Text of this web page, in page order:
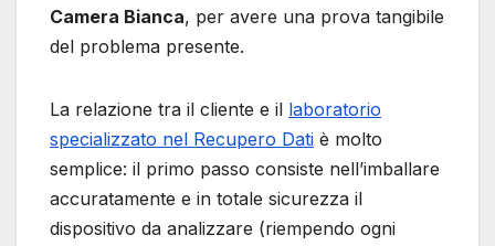
Camera Bianca, per avere una prova tangibile
del problema presente.
La relazione tra il cliente e il laboratorio
specializzato nel Recupero Dati è molto
semplice: il primo passo consiste nell’imballare
accuratamente e in totale sicurezza il
dispositivo da analizzare (riempendo ogni